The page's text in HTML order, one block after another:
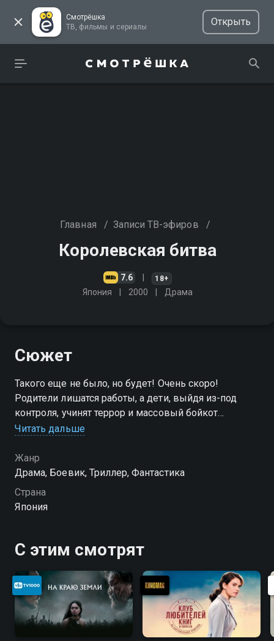
Смотрёшка
ТВ, фильмы и сериалы
Открыть
Главная / Записи ТВ-эфиров /
Королевская битва
7.6 18+
Япония 2000 Драма
Сюжет
Такого еще не было, но будет! Очень скоро!
Родители лишатся работы, а дети, выйдя из-под
контроля, учинят террор и массовый бойкот
взрослым. Ответная мера: "Королевская битва" -
Читать дальше
Жанр
Драма, Боевик, Триллер, Фантастика
Страна
Япония
С этим смотрят